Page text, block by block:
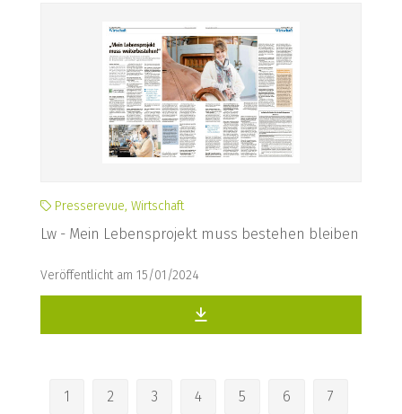
Presserevue, Wirtschaft
Lw - Mein Lebensprojekt muss bestehen bleiben
Veröffentlicht am 15/01/2024
1 2 3 4 5 6 7